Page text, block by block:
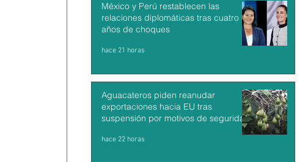
México y Perú restablecen las
relaciones diplomáticas tras cuatro
años de choques
hace 21 horas
Aguacateros piden reanudar
exportaciones hacia EU tras
suspensión por motivos de seguridad
hace 22 horas